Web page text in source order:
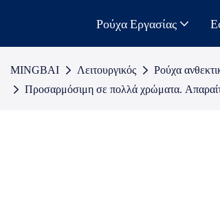
Ρούχα Εργασίας
MINGBAI Λειτουργικός
Ρούχα
Προσαρμόσιμη σε πολλά χρώματα.